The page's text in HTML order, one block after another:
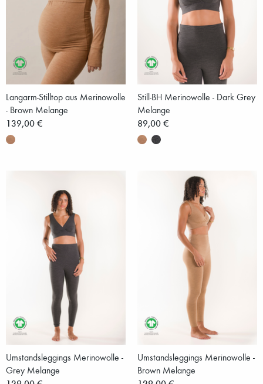
Langarm-Stilltop aus Merinowolle
- Brown Melange
139,00 €
Still-BH Merinowolle - Dark Grey
Melange
89,00 €
Umstandsleggings Merinowolle -
Grey Melange
Umstandsleggings Merinowolle -
Brown Melange